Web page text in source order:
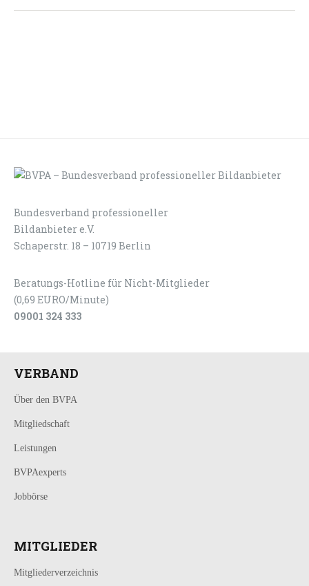
Bundesverband professioneller
Bildanbieter e.V.
Schaperstr. 18 – 10719 Berlin
Beratungs-Hotline für Nicht-Mitglieder
(0,69 EURO/Minute)
09001 324 333
VERBAND
Über den BVPA
Mitgliedschaft
Leistungen
BVPAexperts
Jobbörse
MITGLIEDER
Mitgliederverzeichnis